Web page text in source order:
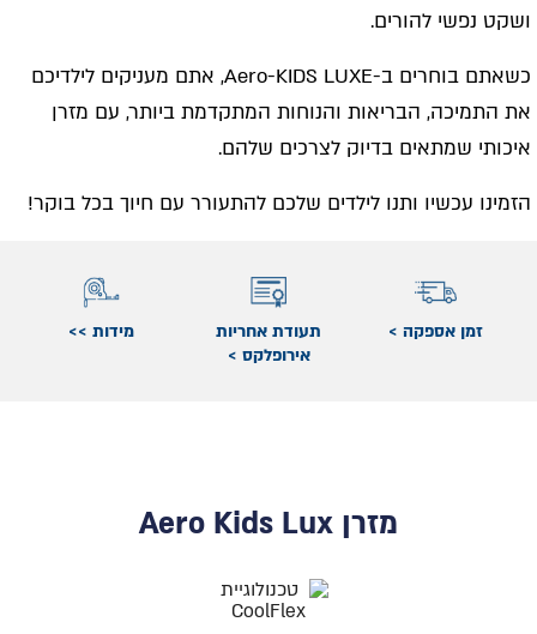
ושקט נפשי להורים.
כשאתם בוחרים ב-Aero-KIDS LUXE, אתם מעניקים לילדיכם
את התמיכה, הבריאות והנוחות המתקדמת ביותר, עם מזרן
איכותי שמתאים בדיוק לצרכים שלהם.
הזמינו עכשיו ותנו לילדים שלכם להתעורר עם חיוך בכל בוקר!
זמן אספקה >
תעודת אחריות
אירופלקס >
מידות >>
מזרן Aero Kids Lux